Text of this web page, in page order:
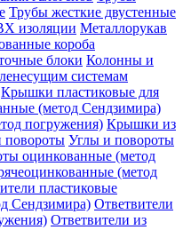
Трубы жесткие двустенные
изоляции Металлорукав
короба
блоки Колонны и
системам
Крышки пластиковые для
(метод Сендзимира)
погружения) Крышки из
повороты Углы и повороты
оцинкованные (метод
(метод
пластиковые
Сендзимира) Ответвители
Ответвители из